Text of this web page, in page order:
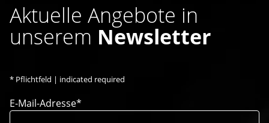
Aktuelle Angebote in
unserem Newsletter
* Pflichtfeld | indicated required
E-Mail-Adresse*